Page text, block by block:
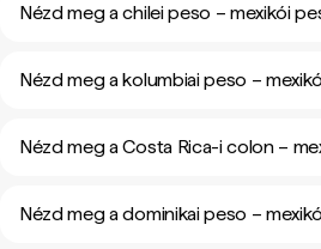
Nézd meg a chilei peso – mexikói
Nézd meg a kolumbiai peso –
Nézd meg a Costa Rica-i colon –
Nézd meg a dominikai peso –